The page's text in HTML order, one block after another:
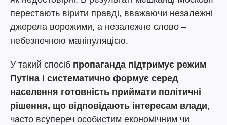
перестають вірити правді, вважаючи незалежні
джерела ворожими, а незалежне слово –
небезпечною маніпуляцією.
У такий спосіб пропаганда підтримує режим
Путіна і систематично формує серед
населення готовність приймати політичні
рішення, що відповідають інтересам влади,
часто всупереч особистим економічним чи